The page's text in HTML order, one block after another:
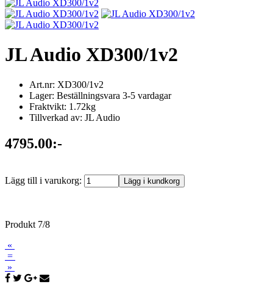
JL Audio XD300/1v2
Art.nr: XD300/1v2
Lager: Beställningsvara 3-5 vardagar
Fraktvikt: 1.72kg
Tillverkad av: JL Audio
4795.00:-
Lägg till i varukorg:
Produkt 7/8
«
=
»